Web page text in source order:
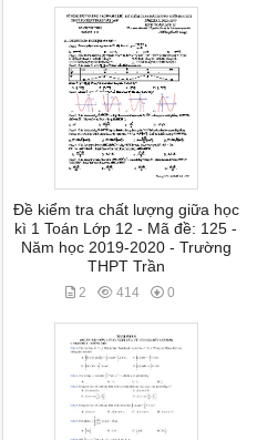
Đề kiểm tra chất lượng giữa học
kì 1 Toán Lớp 12 - Mã đề: 125 -
Năm học 2019-2020 - Trường
THPT Trần
2 414 0